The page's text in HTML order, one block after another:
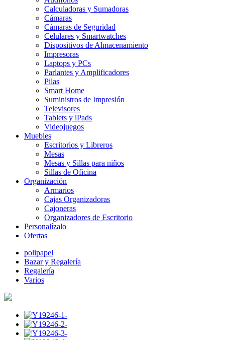
Calculadoras y Sumadoras
Cámaras
Cámaras de Seguridad
Celulares y Smartwatches
Dispositivos de Almacenamiento
Impresoras
Laptops y PCs
Parlantes y Amplificadores
Pilas
Smart Home
Suministros de Impresión
Televisores
Tablets y iPads
Videojuegos
Muebles
Escritorios y Libreros
Mesas
Mesas y Sillas para niños
Sillas de Oficina
Organización
Armarios
Cajas Organizadoras
Cajoneras
Organizadores de Escritorio
Personalízalo
Ofertas
polipapel
Bazar y Regalería
Regalería
Varios